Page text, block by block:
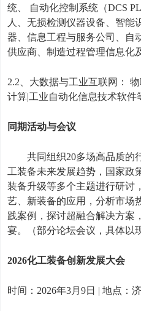
统
自动化控制系统（DCS
人
、无损检测仪器设备 智能
器 、信息工程与服务公司 自
供应商 、制造过程管理信息化
2.2 大数据与工业互联网： 物
计算|工业自动化信息技术软件
同期活动与会议
共同组织20多场高品质的
工装备未来发展趋势，国家政
装备升级等多个主题进行研讨
艺、新装备的应用，分析市场
践案例，探讨超融合解决方案
宴。
（部分论坛会议，具体以
2026化工装备创新发展大会
时间： 2026年3月9日 |地点：